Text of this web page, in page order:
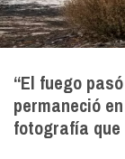
“El fuego
permaneció
fotografía